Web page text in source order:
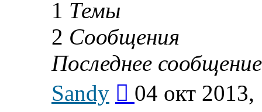
1 Темы
2 Сообщения
Последнее сообщение
Sandy
последнему
04 окт 2013,